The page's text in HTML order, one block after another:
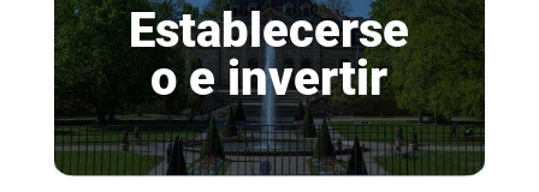
Establecerse
o e invertir